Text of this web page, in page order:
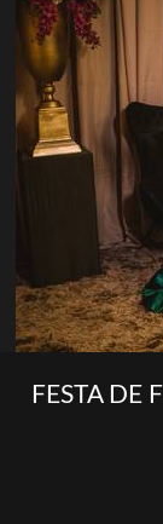
FESTA DE